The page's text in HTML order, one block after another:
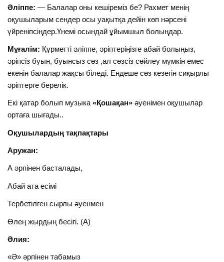
Әліппе:— Балалар оны кешіреміз бе? Рахмет менің
оқушыларым сендер осы уақытқа дейін көп нәрсені
үйреніпсіңдер.Үнемі осындай ұйымшыл болыңдар.
Мұғалім: Құрметті әліппе, әріптеріңізге абай болыңыз,
әріпсіз буын, буынсыз сөз ,ал сөзсіз сөйлеу мүмкін емес
екенін балалар жақсы біледі. Ендеше сөз кезегін сиқырлы
әріптерге берелік.
Екі қатар болып музыка«Қошақан» әуенімен оқушылар
ортаға шығады..
Оқушылардың тақпақтары
Аружан:
А әрпінен басталады,
Абай ата есімі
Тербетілген сырлы әуенмен
Өлең жырдың бесігі. (А)
Әлия:
«Ә» әрпінен табамыз